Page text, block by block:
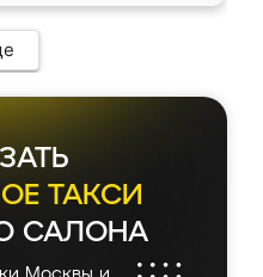
ТАКСИ
САЛОНА